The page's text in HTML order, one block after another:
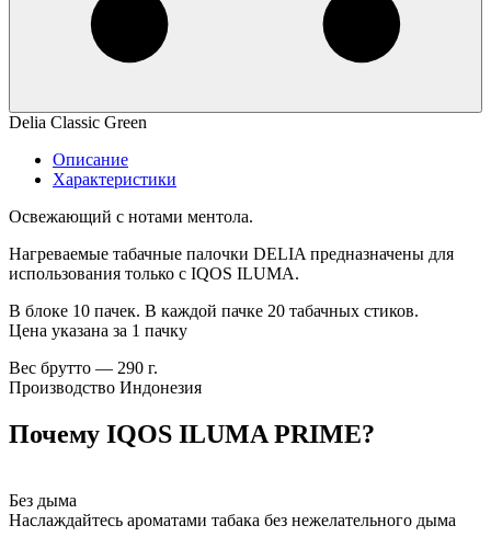
Delia Classic Green
Описание
Характеристики
Освежающий с нотами ментола.
Нагреваемые табачные палочки DELIA предназначены для
использования только с IQOS ILUMA.
В блоке 10 пачек. В каждой пачке 20 табачных стиков.
Цена указана за 1 пачку
Вес брутто — 290 г.
Производство Индонезия
Почему IQOS ILUMA PRIME?
Без дыма
Наслаждайтесь ароматами табака без нежелательного дыма